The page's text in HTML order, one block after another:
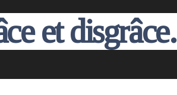
et disgrâce.